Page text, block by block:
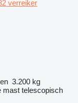
verreiker
3.200 kg
mast telescopisch